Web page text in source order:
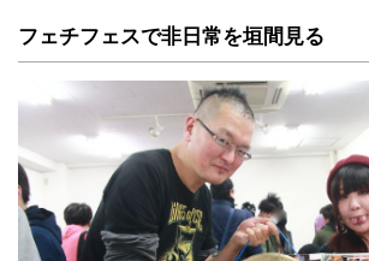
フェチフェスで非日常を垣間見る